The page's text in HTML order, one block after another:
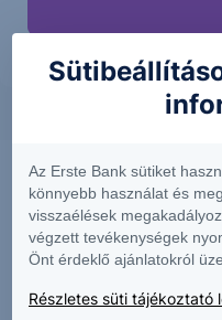
Az Erste Bank sütiket
könnyebb használat és
visszaélések
végzett tevékenységek
Önt érdeklő ajánlatokról
Részletes süti tájékoztató